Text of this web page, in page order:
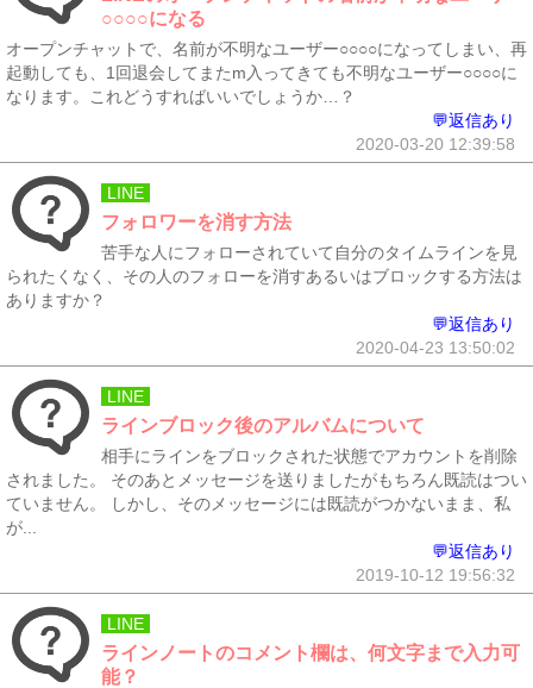
○○○○になる
オープンチャットで、名前が不明なユーザー○○○○になってしまい、再
起動しても、1回退会してまたm入ってきても不明なユーザー○○○○に
なります。これどうすればいいでしょうか…？
💬返信あり
2020-03-20 12:39:58
LINE
フォロワーを消す方法
苦手な人にフォローされていて自分のタイムラインを見
られたくなく、その人のフォローを消すあるいはブロックする方法は
ありますか？
💬返信あり
2020-04-23 13:50:02
LINE
ラインブロック後のアルバムについて
相手にラインをブロックされた状態でアカウントを削除
されました。 そのあとメッセージを送りましたがもちろん既読はつい
ていません。 しかし、そのメッセージには既読がつかないまま、私
が...
💬返信あり
2019-10-12 19:56:32
LINE
ラインノートのコメント欄は、何文字まで入力可
能？